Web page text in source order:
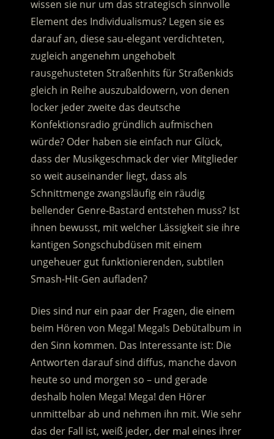
wissen sie nur um das strategisch sinnvolle
Element des Individualismus? Legen sie es
darauf an, diese sau-elegant verdichteten,
zugleich angenehm ungehobelt
rausgehusteten Straßenhits für Straßenkids
gleich in Reihe auszubaldowern, von denen
locker jeder zweite das deutsche
Konfektionsradio gründlich aufmischen
würde? Oder haben sie einfach nur Glück,
dass der Musikgeschmack der vier Mitglieder
so weit auseinander liegt, dass als
Schnittmenge zwangsläufig ein räudig
bellender Genre-Bastard entstehen muss? Ist
ihnen bewusst, mit welcher Lässigkeit sie ihre
kantigen Songschubdüsen mit einem
ungeheuer gut funktionierenden, subtilen
Smash-Hit-Gen aufladen?
Dies sind nur ein paar der Fragen, die einem
beim Hören von Mega! Mega!s Debütalbum in
den Sinn kommen. Das Interessante ist: Die
Antworten darauf sind diffus, manche davon
heute so und morgen so – und gerade
deshalb holen Mega! Mega! den Hörer
unmittelbar ab und nehmen ihn mit. Wie sehr
das der Fall ist, weiß jeder, der mal eines ihrer